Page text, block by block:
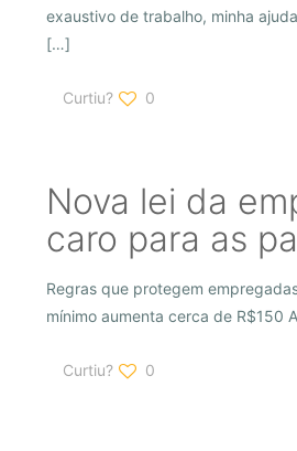
exaustivo de trabalho, minha
[…]
Curtiu? 0
Nova lei da
caro para as
Regras que protegem
mínimo aumenta cerca de R$150
Curtiu? 0